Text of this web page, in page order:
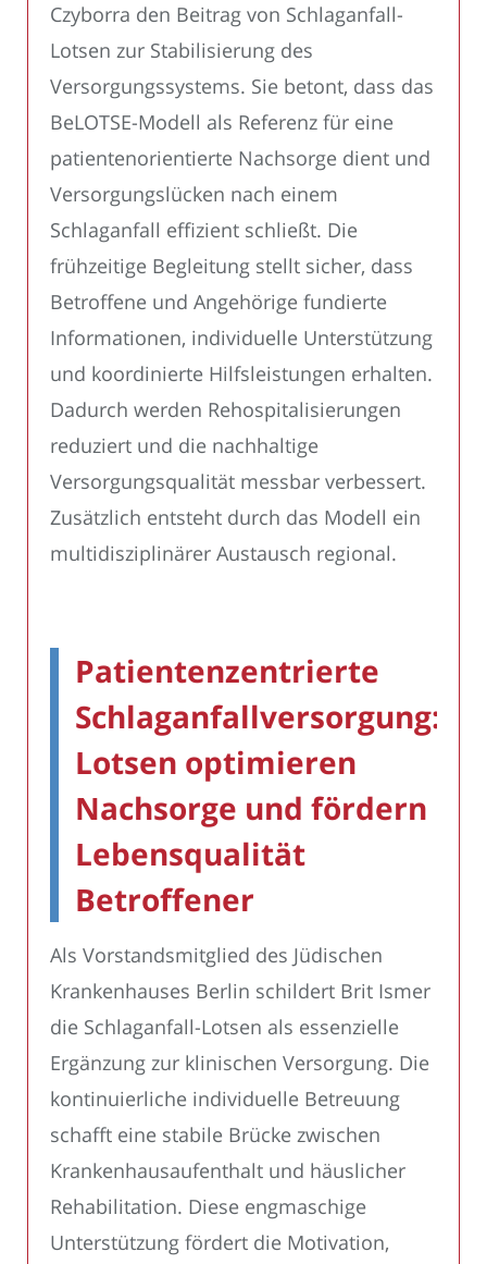
Czyborra den Beitrag von Schlaganfall-
Lotsen zur Stabilisierung des
Versorgungssystems. Sie betont, dass das
BeLOTSE-Modell als Referenz für eine
patientenorientierte Nachsorge dient und
Versorgungslücken nach einem
Schlaganfall effizient schließt. Die
frühzeitige Begleitung stellt sicher, dass
Betroffene und Angehörige fundierte
Informationen, individuelle Unterstützung
und koordinierte Hilfsleistungen erhalten.
Dadurch werden Rehospitalisierungen
reduziert und die nachhaltige
Versorgungsqualität messbar verbessert.
Zusätzlich entsteht durch das Modell ein
multidisziplinärer Austausch regional.
Patientenzentrierte
Schlaganfallversorgung:
Lotsen optimieren
Nachsorge und fördern
Lebensqualität
Betroffener
Als Vorstandsmitglied des Jüdischen
Krankenhauses Berlin schildert Brit Ismer
die Schlaganfall-Lotsen als essenzielle
Ergänzung zur klinischen Versorgung. Die
kontinuierliche individuelle Betreuung
schafft eine stabile Brücke zwischen
Krankenhausaufenthalt und häuslicher
Rehabilitation. Diese engmaschige
Unterstützung fördert die Motivation,